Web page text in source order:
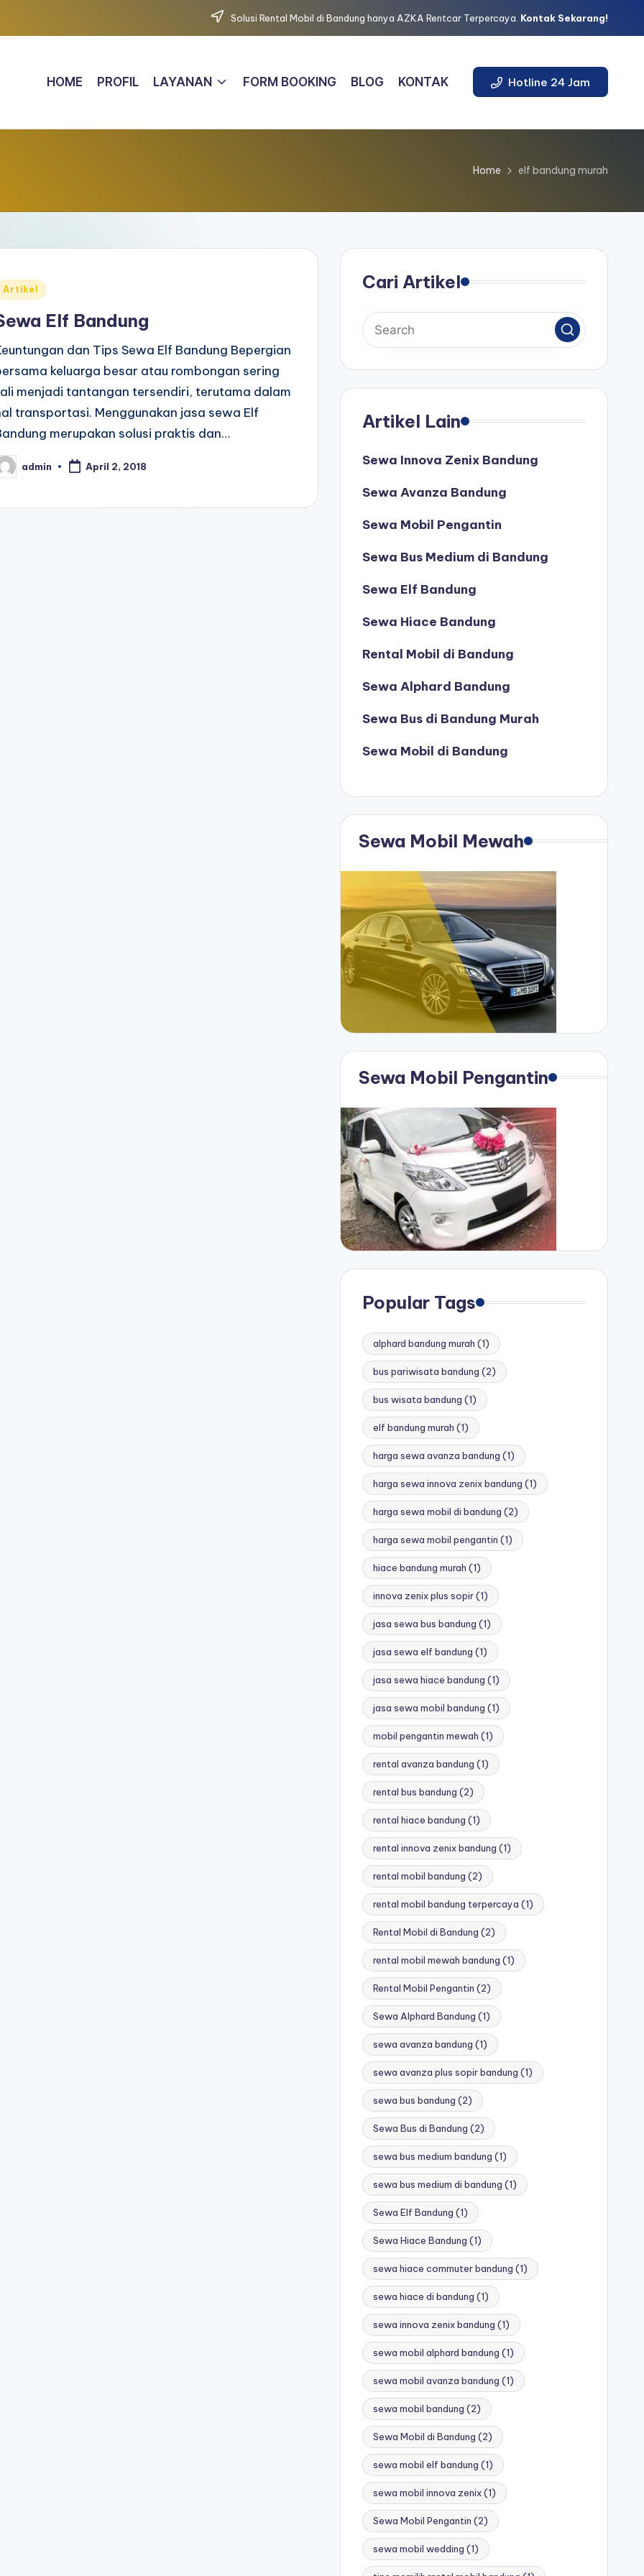
Solusi Rental Mobil di Bandung hanya AZKA Rentcar Terpercaya. Kontak Sekarang!
HOME PROFIL LAYANAN FORM BOOKING BLOG KONTAK Hotline 24 Jam
Home elf bandung murah
Artikel
Elf Bandung
dan Tips Sewa Elf Bandung Bepergian
keluarga besar atau rombongan sering
menjadi tantangan tersendiri, terutama dalam
transportasi. Menggunakan jasa sewa Elf
merupakan solusi praktis dan…
admin April 2, 2018
Cari Artikel
Artikel Lain
Sewa Innova Zenix Bandung
Sewa Avanza Bandung
Sewa Mobil Pengantin
Sewa Bus Medium di Bandung
Sewa Elf Bandung
Sewa Hiace Bandung
Rental Mobil di Bandung
Sewa Alphard Bandung
Sewa Bus di Bandung Murah
Sewa Mobil di Bandung
Sewa Mobil Mewah
Sewa Mobil Pengantin
Popular Tags
alphard bandung murah (1)
bus pariwisata bandung (2)
bus wisata bandung (1)
elf bandung murah (1)
harga sewa avanza bandung (1)
harga sewa innova zenix bandung (1)
harga sewa mobil di bandung (2)
harga sewa mobil pengantin (1)
hiace bandung murah (1)
innova zenix plus sopir(1)
jasa sewa bus bandung (1)
jasa sewa elf bandung (1)
jasa sewa hiace bandung (1)
jasa sewa mobil bandung (1)
mobil pengantin mewah (1)
rental avanza bandung (1)
rental bus bandung (2)
rental hiace bandung (1)
rental innova zenix bandung (1)
rental mobil bandung (2)
rental mobil bandung terpercaya (1)
Rental Mobil di Bandung (2)
rental mobil mewah bandung (1)
Rental Mobil Pengantin (2)
Sewa Alphard Bandung (1)
sewa avanza bandung (1)
sewa avanza plus sopir bandung (1)
sewa bus bandung (2)
Sewa Bus di Bandung (2)
sewa bus medium bandung (1)
sewa bus medium di bandung (1)
Sewa Elf Bandung (1)
Sewa Hiace Bandung (1)
sewa hiace commuter bandung (1)
sewa hiace di bandung (1)
sewa innova zenix bandung (1)
sewa mobil alphard bandung (1)
sewa mobil avanza bandung (1)
sewa mobil bandung (2)
Sewa Mobil di Bandung (2)
sewa mobil elf bandung (1)
sewa mobil innova zenix(1)
Sewa Mobil Pengantin (2)
sewa mobil wedding (1)